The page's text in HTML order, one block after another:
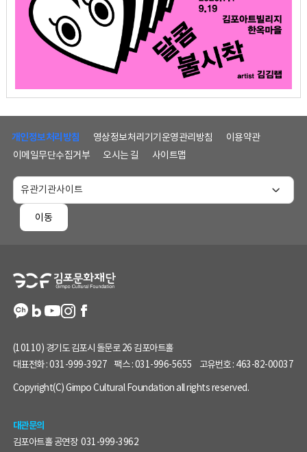
개인정보처리방침 영상정보처리기기운영관리방침
이용약관
이메일무단수집거부
오시는 길 사이트맵
이동
(10110) 경기도 김포시 돌문로 26 김포아트홀
대표전화 :031-999-3927 팩스 :031-996-5655 고유번호 : 463-82-00037
Copyright(C) Gimpo Cultural Foundation all rights reserved.
대관문의
김포아트홀 공연장 031-999-3962